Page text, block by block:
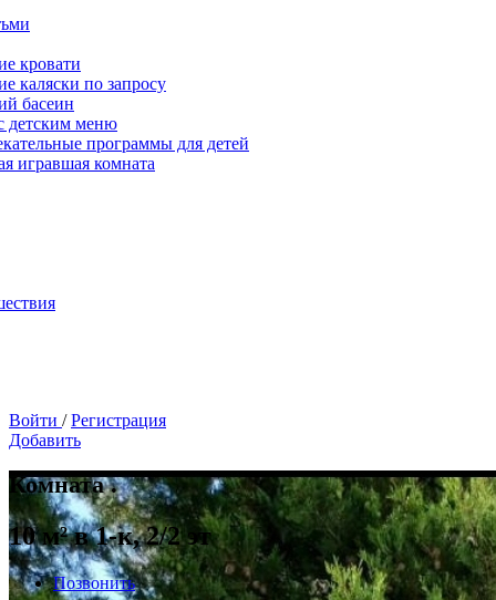
кровати
каляски по запросу
басеин
детским меню
программы для детей
игравшая комната
Войти / Регистрация
Добавить
Комната .
10 м² в 1-к, 2/2 эт
Позвонить